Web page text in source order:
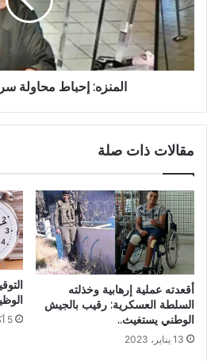
المنزه: إحباط محاولة
مقالات ذات صلة
أقعدته عملية إرهابية وخذلته
السلطة العسكرية: رقيب بالجيش
الوطني يستغيث..
13 يناير، 2023
5 أكتوبر، 2020